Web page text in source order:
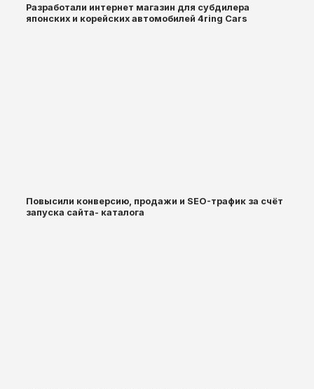
Разработали интернет магазин для субдилера
японских и корейских автомобилей 4ring Cars
Повысили конверсию, продажи и SEO-трафик за счёт
запуска сайта- каталога